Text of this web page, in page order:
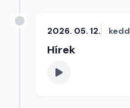
2026. 05. 12. kedd
Hírek